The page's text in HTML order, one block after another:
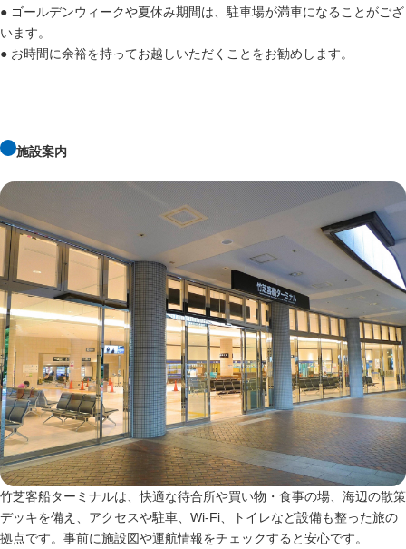
● ゴールデンウィークや夏休み期間は、駐車場が満車になることがござ
います。
● お時間に余裕を持ってお越しいただくことをお勧めします。
施設案内
竹芝客船ターミナルは、快適な待合所や買い物・食事の場、海辺の散策
デッキを備え、アクセスや駐車、Wi‑Fi、トイレなど設備も整った旅の
拠点です。事前に施設図や運航情報をチェックすると安心です。